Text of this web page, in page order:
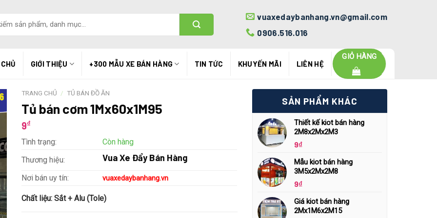
vuaxedaybanhang.vn@gmail.com
0906.516.016
GIỚI THIỆU +300 MẪU XE BÁN HÀNG TIN TỨC KHUYẾN MÃI LIÊN HỆ
GIỎ HÀNG
TRANG CHỦ / TỦ BÁN ĐỒ ĂN
Tủ bán cơm 1Mx60x1M95
9₫
Tình trạng:
Còn hàng
Thương hiệu:
Vua Xe Đẩy Bán Hàng
Nơi bán uy tín: vuaxedaybanhang.vn
Chất liệu: Sắt + Alu (Tole)
SẢN PHẨM KHÁC
Thiết kế kiot bán hàng
2M8x2Mx2M3
9₫
Mẫu kiot bán hàng
3M5x2Mx2M8
9₫
Giá kiot bán hàng
2Mx1M6x2M15